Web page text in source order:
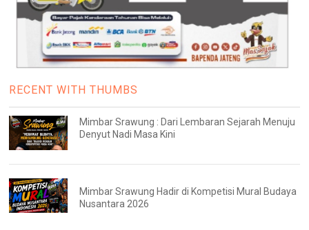
RECENT WITH THUMBS
Mimbar Srawung : Dari Lembaran Sejarah Menuju
Denyut Nadi Masa Kini
Mimbar Srawung Hadir di Kompetisi Mural Budaya
Nusantara 2026